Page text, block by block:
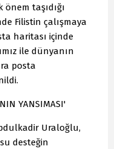
taşıdığı
Filistin çalışmaya
haritası içinde
ile dünyanın
posta
YANSIMASI'
Uraloğlu,
desteğin